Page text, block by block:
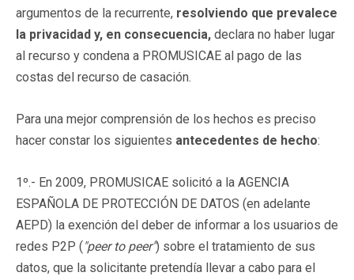
argumentos de la recurrente, resolviendo que prevalece
la privacidad y, en consecuencia, declara no haber lugar
al recurso y condena a PROMUSICAE al pago de las
costas del recurso de casación.
Para una mejor comprensión de los hechos es preciso
hacer constar los siguientes antecedentes de hecho:
1º.- En 2009, PROMUSICAE solicitó a la AGENCIA
ESPAÑOLA DE PROTECCIÓN DE DATOS (en adelante
AEPD) la exención del deber de informar a los usuarios de
redes P2P ("peer to peer") sobre el tratamiento de sus
datos, que la solicitante pretendía llevar a cabo para el